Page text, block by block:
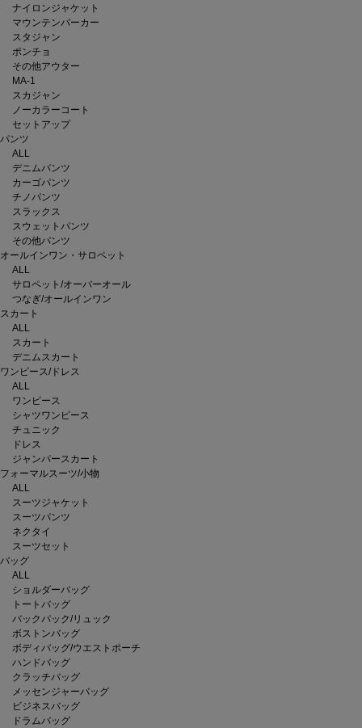
ナイロンジャケット
マウンテンパーカー
スタジャン
ポンチョ
その他アウター
MA-1
スカジャン
ノーカラーコート
セットアップ
パンツ
ALL
デニムパンツ
カーゴパンツ
チノパンツ
スラックス
スウェットパンツ
その他パンツ
オールインワン・サロペット
ALL
サロペット/オーバーオール
つなぎ/オールインワン
スカート
ALL
スカート
デニムスカート
ワンピース/ドレス
ALL
ワンピース
シャツワンピース
チュニック
ドレス
ジャンパースカート
フォーマルスーツ/小物
ALL
スーツジャケット
スーツパンツ
ネクタイ
スーツセット
バッグ
ALL
ショルダーバッグ
トートバッグ
バックパック/リュック
ボストンバッグ
ボディバッグ/ウエストポーチ
ハンドバッグ
クラッチバッグ
メッセンジャーバッグ
ビジネスバッグ
ドラムバッグ